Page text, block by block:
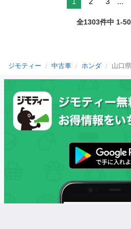
全1303件中 1-
ジモティー 中古車 ホンダ 山口